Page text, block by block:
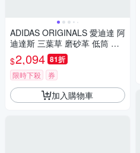
ADIDAS ORIGINALS 愛迪達 阿
迪達斯 三葉草 磨砂革 低筒 女
休閒運動鞋-奶茶色 SAMBA O
G W-JI2729
$2,094 81折
限時下殺 券
加入購物車